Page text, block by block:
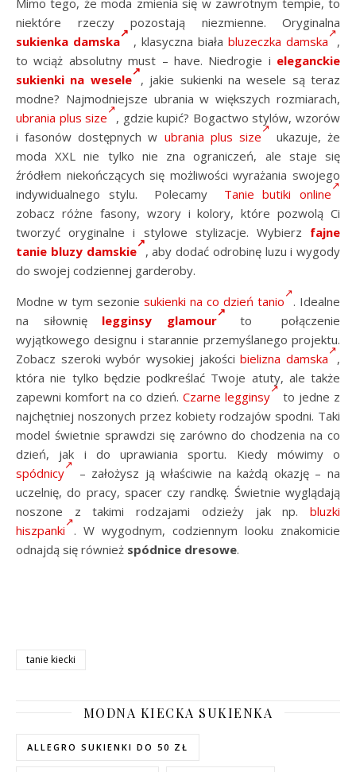
niektóre rzeczy pozostają niezmienne. Oryginalna
sukienka damska
, klasyczna biała bluzeczka damska
,
to wciąż absolutny must – have. Niedrogie i eleganckie
sukienki na wesele
, jakie sukienki na wesele są teraz
modne? Najmodniejsze ubrania w większych rozmiarach,
ubrania plus size
, gdzie kupić? Bogactwo stylów, wzorów
i fasonów dostępnych w ubrania plus size
ukazuje, że
moda XXL nie tylko nie zna ograniczeń, ale staje się
źródłem niekończących się możliwości wyrażania swojego
indywidualnego stylu. Polecamy Tanie butiki online
zobacz różne fasony, wzory i kolory, które pozwolą Ci
tworzyć oryginalne i stylowe stylizacje. Wybierz fajne
tanie bluzy damskie
, aby dodać odrobinę luzu i wygody
do swojej codziennej garderoby.
Modne w tym sezonie sukienki na co dzień tanio
. Idealne
na siłownię legginsy glamour
to połączenie
wyjątkowego designu i starannie przemyślanego projektu.
Zobacz szeroki wybór wysokiej jakościbielizna damska
,
która nie tylko będzie podkreślać Twoje atuty, ale także
zapewni komfort na co dzień. Czarne legginsy
to jedne z
najchętniej noszonych przez kobiety rodzajów spodni. Taki
model świetnie sprawdzi się zarówno do chodzenia na co
dzień, jak i do uprawiania sportu. Kiedy mówimy o
spódnicy
– założysz ją właściwie na każdą okazję – na
uczelnię, do pracy, spacer czy randkę. Świetnie wyglądają
noszone z takimi rodzajami odzieży jak np. bluzki
hiszpanki
. W wygodnym, codziennym looku znakomicie
odnajdą się również spódnice dresowe.
tanie kiecki
MODNA KIECKA SUKIENKA
ALLEGRO SUKIENKI DO 50 ZŁ